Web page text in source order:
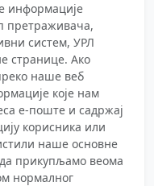
информације
претраживача,
систем, УРЛ
странице. Ако
наше веб
које нам
е-поште и садржај
корисника или
наше основне
прикупљамо веома
нормалног